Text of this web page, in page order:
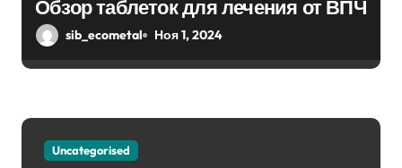
Обзор таблеток для лечения от ВПЧ
sib_ecometal Ноя 1, 2024
Uncategorised